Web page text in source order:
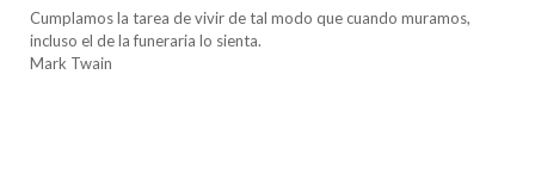
Cumplamos la tarea de vivir de tal modo que cuando muramos,
incluso el de la funeraria lo sienta.
Mark Twain